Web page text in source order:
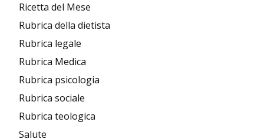
Ricetta del Mese
Rubrica della dietista
Rubrica legale
Rubrica Medica
Rubrica psicologia
Rubrica sociale
Rubrica teologica
Salute